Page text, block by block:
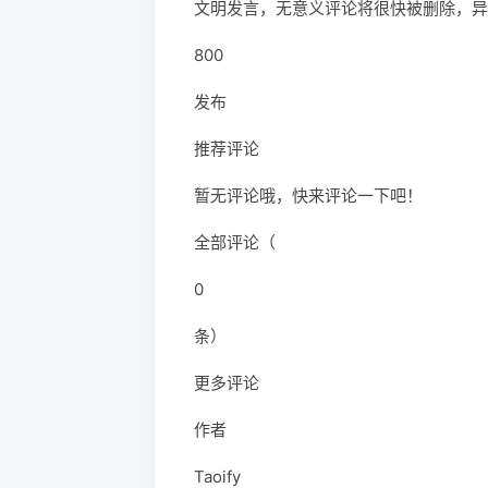
文明发言，无意义评论将很快被删除，
800
发布
推荐评论
暂无评论哦，快来评论一下吧！
全部评论（
0
条）
更多评论
作者
Taoify